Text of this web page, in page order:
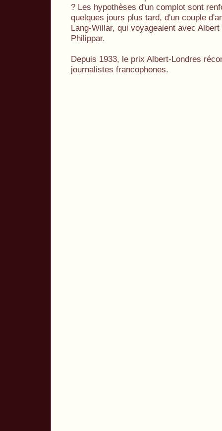
? Les hypothèses d'un complot sont
quelques jours plus tard, d'un couple
Lang-Willar, qui voyageaient avec
Philippar.
Depuis 1933, le prix Albert-Londres
journalistes francophones.